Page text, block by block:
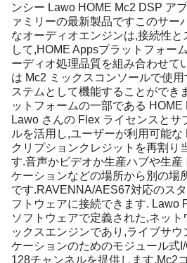
ンシー Lawo HOME Mc2 DSP ア
ァミリーの最新製品ですこのサー
なオーディオエンジンは,接続性と
して,HOME Appsプラットフォー
ーディオ処理品質を組み合わせて
は Mc2 ミックスコンソールで使
ステムとして機能することができ
ットフォームの一部である HOME
Lawo さんの Flex ライセンスとサ
ルを活用し,ユーザーが利用可能な
クリプションクレジットを再割り
す.音声かビデオか生産ハブや生産
ケーションなどの場所から別の場
です.RAVENNA/AES67対応のス
フトウェアに接続できます. Lawo
ソフトウェアで定義された,ネット
ックスエンジンであり,ライブサウ
ケーションのためのモジュール式
128チャンネルを提供します.mc2